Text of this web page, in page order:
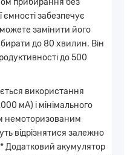
прибирання без
ємності забезпечує
замінити його
до 80 хвилин. Він
до 500
використання
мА) і мінімального
немоторизованим
відрізнятися залежно
Додатковий акумулятор